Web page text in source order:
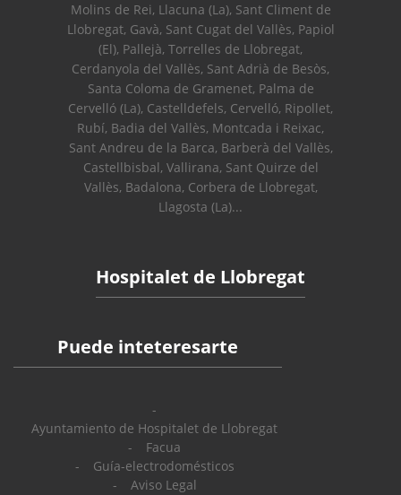
Molins de Rei, Llacuna (La), Sant Climent de
Llobregat, Gavà, Sant Cugat del Vallès, Papiol
(El), Pallejà, Torrelles de Llobregat,
Cerdanyola del Vallès, Sant Adrià de Besòs,
Santa Coloma de Gramenet, Palma de
Cervelló (La), Castelldefels, Cervelló, Ripollet,
Rubí, Badia del Vallès, Montcada i Reixac,
Sant Andreu de la Barca, Barberà del Vallès,
Castellbisbal, Vallirana, Sant Quirze del
Vallès, Badalona, Corbera de Llobregat,
Llagosta (La)...
Hospitalet de Llobregat
Puede inteteresarte
Ayuntamiento de Hospitalet de Llobregat
Facua
Guía-electrodomésticos
Aviso Legal